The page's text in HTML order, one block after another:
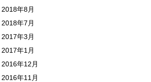
2018年8月
2018年7月
2017年3月
2017年1月
2016年12月
2016年11月